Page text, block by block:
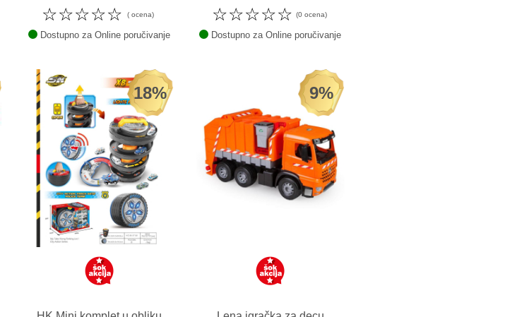
☆
☆
☆
☆
☆ ( ocena)
Dostupno za Online poručivanje
☆
☆
☆
☆
☆ (0 ocena)
Dostupno za Online poručivanje
18% 9%